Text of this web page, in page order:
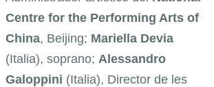
Centre for the Performing Arts of
China, Beijing; Mariella Devia
(Italia), soprano; Alessandro
Galoppini (Italia), Director de les